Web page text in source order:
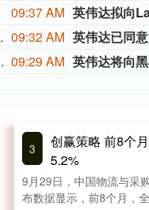
09:37 AM
09:32 AM
09:29 AM
3
创赢策略 前8个
5.2%
9月29日，中国物流与采
布数据显示，前8个月，